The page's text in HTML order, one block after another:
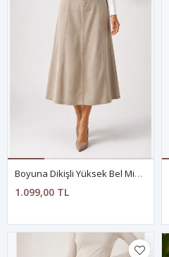
Boyuna Dikişli Yüksek Bel Midi Etek- VİZON
1.099,00 TL